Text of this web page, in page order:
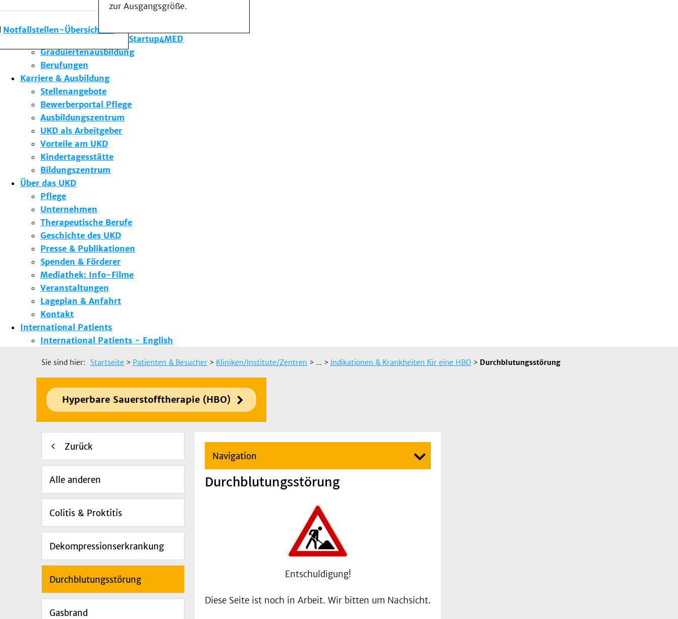
Notfallstellen-Übersicht
zur Ausgangsgröße.
Forschung am UKD
Studium & Lehre
Gründungsförderung Startup4MED
Graduiertenausbildung
Berufungen
Karriere & Ausbildung
Stellenangebote
Bewerberportal Pflege
Ausbildungszentrum
UKD als Arbeitgeber
Vorteile am UKD
Kindertagesstätte
Bildungszentrum
Über das UKD
Pflege
Unternehmen
Therapeutische Berufe
Geschichte des UKD
Presse & Publikationen
Spenden & Förderer
Mediathek: Info-Filme
Veranstaltungen
Lageplan & Anfahrt
Kontakt
International Patients
International Patients - English
Sie sind hier: Startseite > Patienten & Besucher > Kliniken/Institute/Zentren > ... > Indikationen & Krankheiten für eine HBO > Durchblutungsstörung
Hyperbare Sauerstofftherapie (HBO)
Zurück
Alle anderen
Colitis & Proktitis
Dekompressionserkrankung
Durchblutungsstörung
Gasbrand
Navigation
Durchblutungsstörung
Entschuldigung!
Diese Seite ist noch in Arbeit. Wir bitten um Nachsicht.